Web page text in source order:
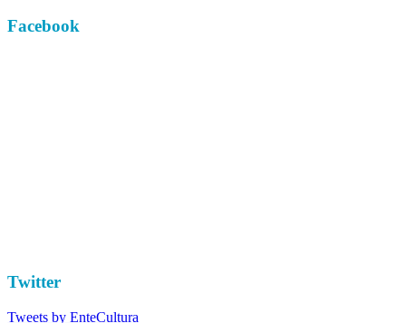
Facebook
Twitter
Tweets by EnteCultura